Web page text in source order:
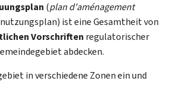
(plan d'aménagement
ist eine Gesamtheit von
Vorschriften regulatorischer
abdecken.
in verschiedene Zonen ein und